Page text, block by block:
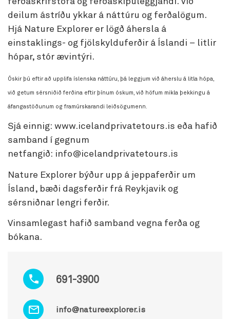
691-3900
info@natureexplorer.is
deilum ástríðu ykkar á náttúru og ferðalögum.
Hjá Nature Explorer er lögð áhersla á
einstaklings- og fjölskylduferðir á Íslandi – litlir
hópar, stór ævintýri.
Óskir þú eftir að upplifa íslenska náttúru, þá leggjum við áherslu á litla hópa,
við getum sérsniðið ferðina eftir þínum óskum, við höfum mikla þekkingu á
áfangastöðunum og framúrskarandi leiðsögumenn.
Sjá einnig: www.icelandprivatetours.is eða hafið
samband í gegnum
netfangið: info@icelandprivatetours.is
Nature Explorer býður upp á jeppaferðir um
Ísland, bæði dagsferðir frá Reykjavik og
sérsniðnar lengri ferðir.
Vinsamlegast hafið samband vegna ferða og
bókana.